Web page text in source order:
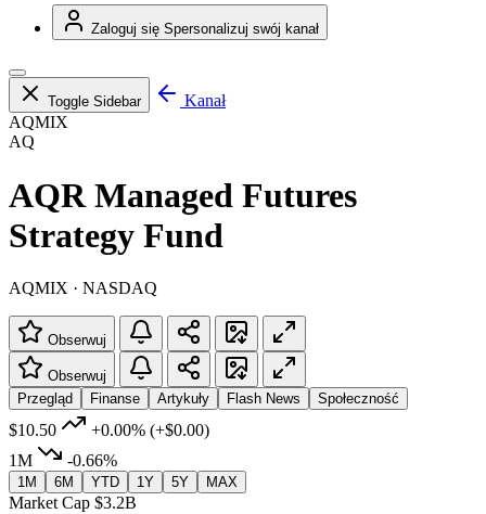
Zaloguj się Spersonalizuj swój kanał
Toggle Sidebar
Kanał
AQMIX
AQ
AQR Managed Futures
Strategy Fund
AQMIX · NASDAQ
Obserwuj
Obserwuj
Przegląd
Finanse Artykuły Flash News Społeczność
$10.50 +0.00% (+$0.00)
1M
-0.66%
1M 6M YTD 1Y 5Y MAX
Market Cap $3.2B